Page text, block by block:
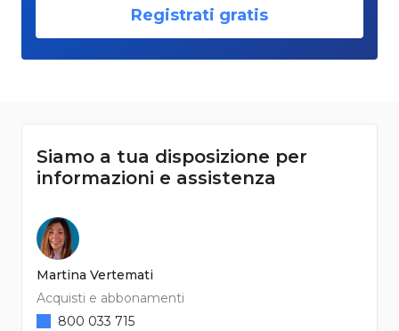
Registrati gratis
Siamo a tua disposizione per
informazioni e assistenza
Martina Vertemati
Acquisti e abbonamenti
800 033 715